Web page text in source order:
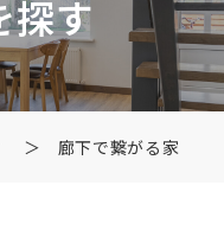
探す
＞ 廊下で繋がる家